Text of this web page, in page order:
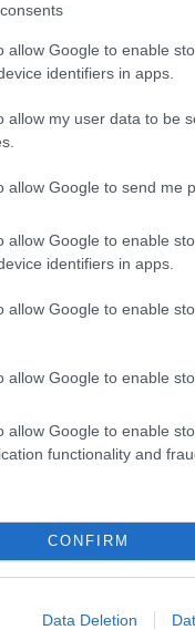
allow Google to enable
identifiers in apps.
allow my user data to be
allow Google to send me
allow Google to enable
identifiers in apps.
allow Google to enable
allow Google to enable
allow Google to enable
functionality and
CONFIRM
Data Deletion
iskolájában
első hat-tíz
tanulót és az
névre szóló
(ők
Kecske Kupa
le is kellett fújni.